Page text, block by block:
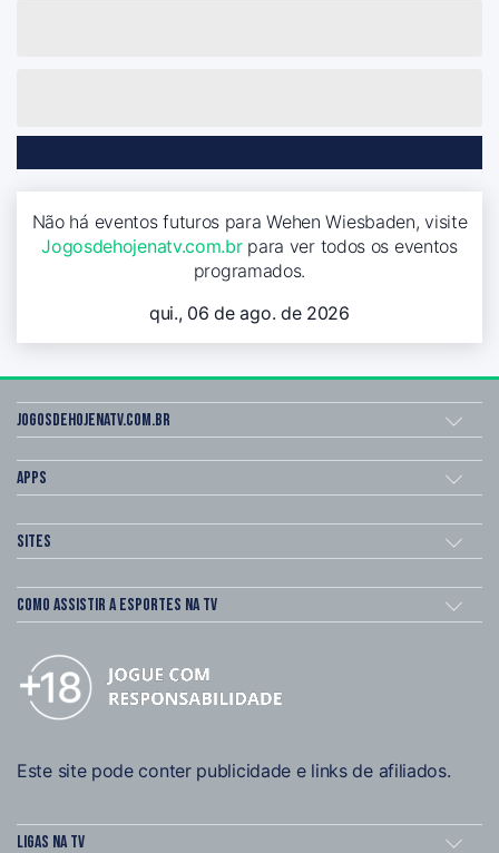
Não há eventos futuros para Wehen Wiesbaden, visite
Jogosdehojenatv.com.brpara ver todos os eventos
programados.
qui., 06 de ago. de 2026
Jogosdehojenatv.com.br
Apps
Sites
Como assistir a esportes na TV
Este site pode conter publicidade e links de afiliados.
Ligas na TV